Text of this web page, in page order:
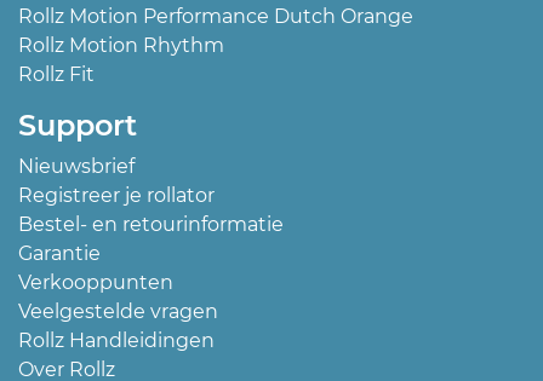
Rollz Motion Performance Dutch Orange
Rollz Motion Rhythm
Rollz Fit
Support
Nieuwsbrief
Registreer je rollator
Bestel- en retourinformatie
Garantie
Verkooppunten
Veelgestelde vragen
Rollz Handleidingen
Over Rollz